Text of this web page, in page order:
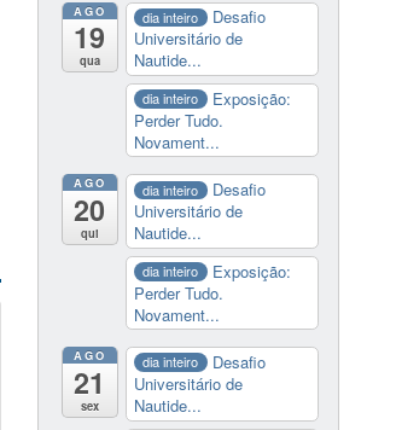
AGO
19
qua
dia inteiro
Desafio
Universitário de
Nautide...
dia inteiro
Exposição:
Perder Tudo.
Novament...
AGO
20
qui
dia inteiro
Desafio
Universitário de
Nautide...
dia inteiro
Exposição:
Perder Tudo.
Novament...
AGO
21
sex
dia inteiro
Desafio
Universitário de
Nautide...